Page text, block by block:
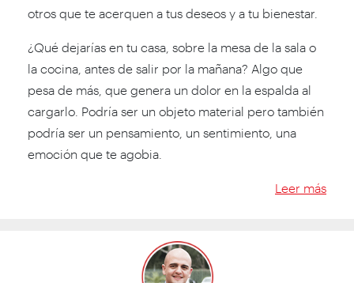
otros que te acerquen a tus deseos y a tu bienestar.
¿Qué dejarías en tu casa, sobre la mesa de la sala o
la cocina, antes de salir por la mañana? Algo que
pesa de más, que genera un dolor en la espalda al
cargarlo. Podría ser un objeto material pero también
podría ser un pensamiento, un sentimiento, una
emoción que te agobia.
Leer más